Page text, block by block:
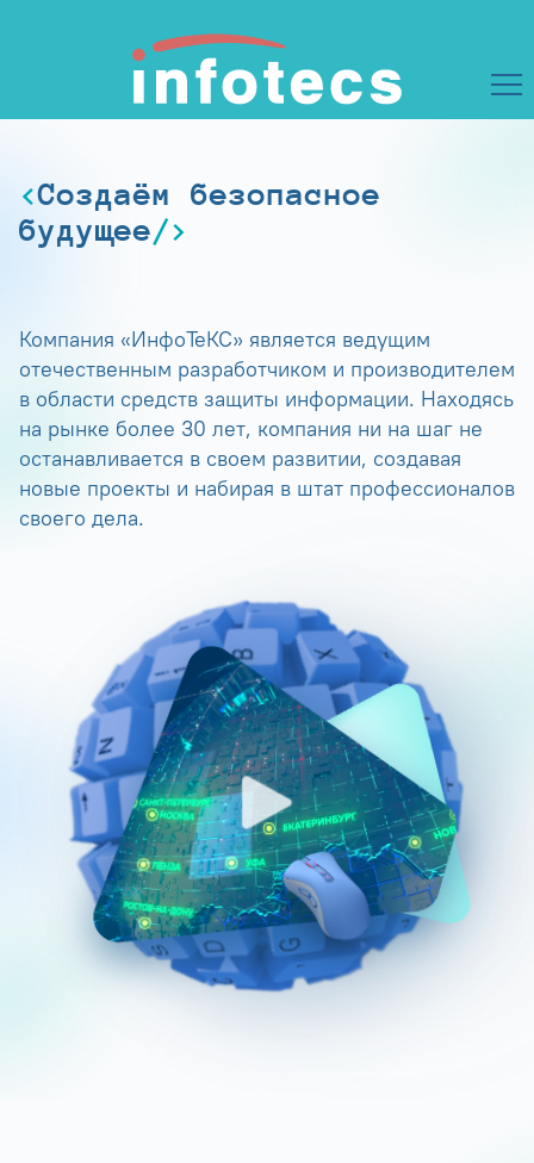
Создаём безопасное
будущее
Компания «ИнфоТеКС» является ведущим
отечественным разработчиком и производителем
в области средств защиты информации. Находясь
на рынке более 30 лет, компания ни на шаг не
останавливается в своем развитии, создавая
новые проекты и набирая в штат профессионалов
своего дела.